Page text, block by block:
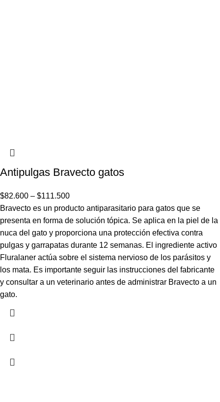
Antipulgas Bravecto gatos
$82.600 – $111.500
Bravecto es un producto antiparasitario para gatos que se
presenta en forma de solución tópica. Se aplica en la piel de la
nuca del gato y proporciona una protección efectiva contra
pulgas y garrapatas durante 12 semanas. El ingrediente activo
Fluralaner actúa sobre el sistema nervioso de los parásitos y
los mata. Es importante seguir las instrucciones del fabricante
y consultar a un veterinario antes de administrar Bravecto a un
gato.